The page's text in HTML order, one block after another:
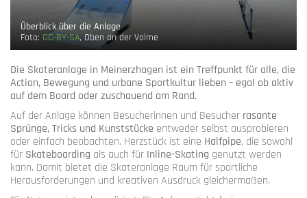
Überblick über die Anlage
Foto: CC-BY-SA, Oben an der Volme
Die Skateranlage in Meinerzhagen ist ein Treffpunkt für alle, die
Action, Bewegung und urbane Sportkultur lieben – egal ob aktiv
auf dem Board oder zuschauend am Rand.
Auf der Anlage können Besucherinnen und Besucher rasante
Sprünge, Tricks und Kunststücke entweder selbst ausprobieren
oder einfach beobachten. Herzstück ist eine Halfpipe, die sowohl
für Skateboarding als auch für Inline-Skating genutzt werden
kann. Damit bietet die Skateranlage Raum für sportliche
Herausforderungen und kreativen Ausdruck gleichermaßen.